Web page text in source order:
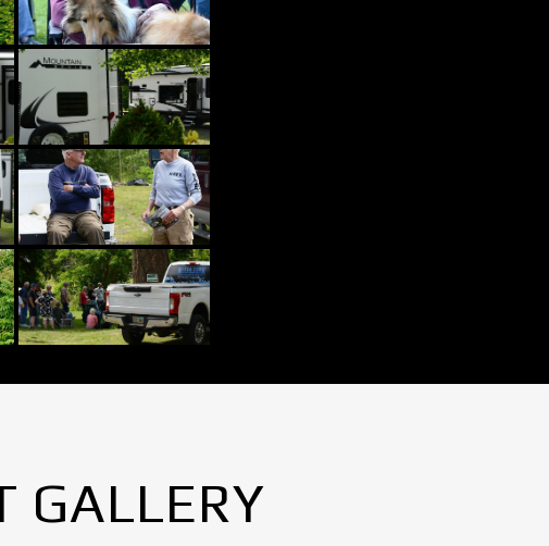
GALLERY